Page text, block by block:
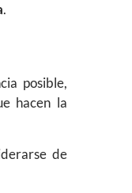
.
posible,
hacen la
de